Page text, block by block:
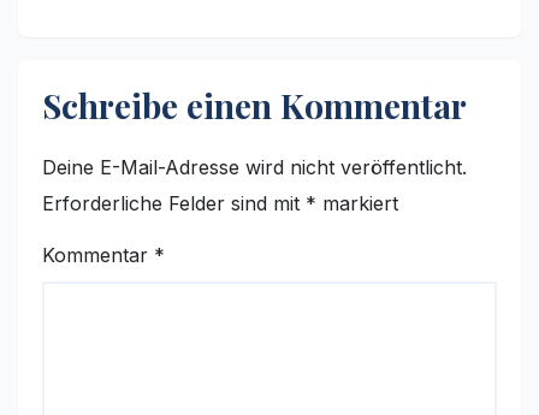
Schreibe einen Kommentar
Deine E-Mail-Adresse wird nicht veröffentlicht.
Erforderliche Felder sind mit * markiert
Kommentar *